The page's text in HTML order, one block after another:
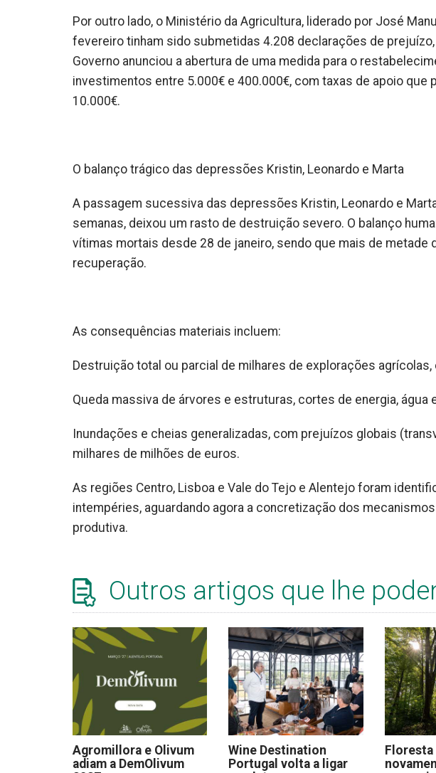
Por outro lado, o Ministério da Agricultura, liderado por José
fevereiro tinham sido submetidas 4.208 declarações de
Governo anunciou a abertura de uma medida para o
investimentos entre 5.000€ e 400.000€, com taxas de apoio que
10.000€.
O balanço trágico das depressões Kristin, Leonardo e Marta
A passagem sucessiva das depressões Kristin, Leonardo e
semanas, deixou um rasto de destruição severo. O balanço
vítimas mortais desde 28 de janeiro, sendo que mais de
recuperação.
As consequências materiais incluem:
Destruição total ou parcial de milhares de explorações
Queda massiva de árvores e estruturas, cortes de energia, água
Inundações e cheias generalizadas, com prejuízos globais
milhares de milhões de euros.
As regiões Centro, Lisboa e Vale do Tejo e Alentejo foram
intempéries, aguardando agora a concretização dos
produtiva.
Outros artigos que lhe
Agromillora e Olivum
adiam a DemOlivum
Wine Destination
Portugal volta a ligar